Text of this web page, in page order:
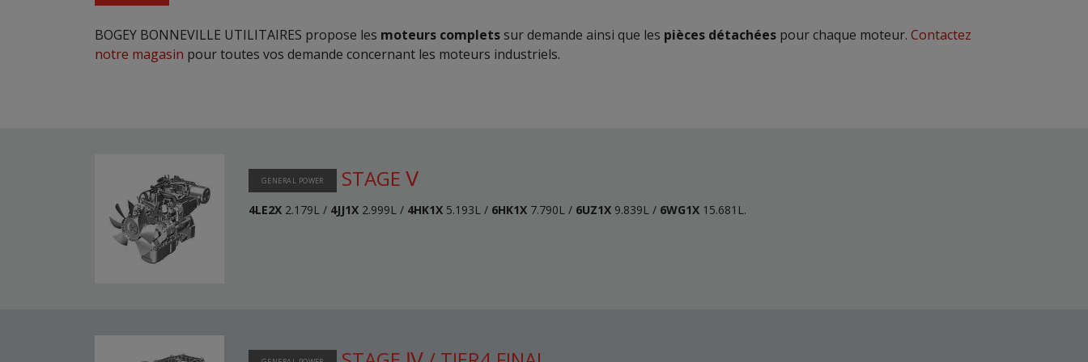
BOGEY BONNEVILLE UTILITAIRES propose les moteurs completssur demande ainsi que les pièces détachées pour chaque moteur. Contactez
notre magasin pour toutes vos demande concernant les moteurs industriels.
GENERAL POWER STAGE Ⅴ
4LE2X 2.179L / 4JJ1X 2.999L / 4HK1X 5.193L / 6HK1X 7.790L / 6UZ1X 9.839L / 6WG1X 15.681L.